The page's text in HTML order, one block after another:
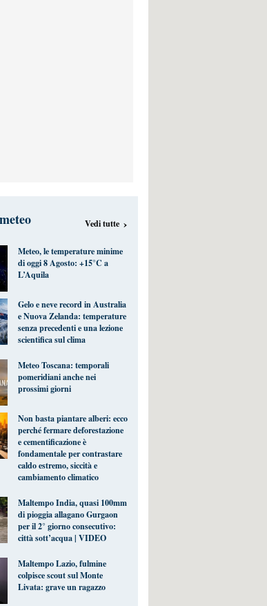
Vedi tutte ›
Meteo, le temperature minime
di oggi 8 Agosto: +15°C a
L’Aquila
Gelo e neve record in Australia
e Nuova Zelanda: temperature
senza precedenti e una lezione
scientifica sul clima
Meteo Toscana: temporali
pomeridiani anche nei
prossimi giorni
Non basta piantare alberi: ecco
perché fermare deforestazione
e cementificazione è
fondamentale per contrastare
caldo estremo, siccità e
cambiamento climatico
Maltempo India, quasi 100mm
di pioggia allagano Gurgaon
per il 2° giorno consecutivo:
città sott’acqua | VIDEO
Maltempo Lazio, fulmine
colpisce scout sul Monte
Livata: grave un ragazzo